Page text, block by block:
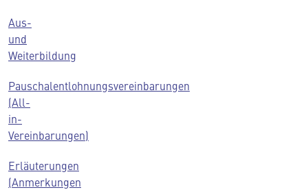
Aus-
und
Weiterbildung
Pauschalentlohnungsvereinbarungen
(All-
in-
Vereinbarungen)
Erläuterungen
(Anmerkungen